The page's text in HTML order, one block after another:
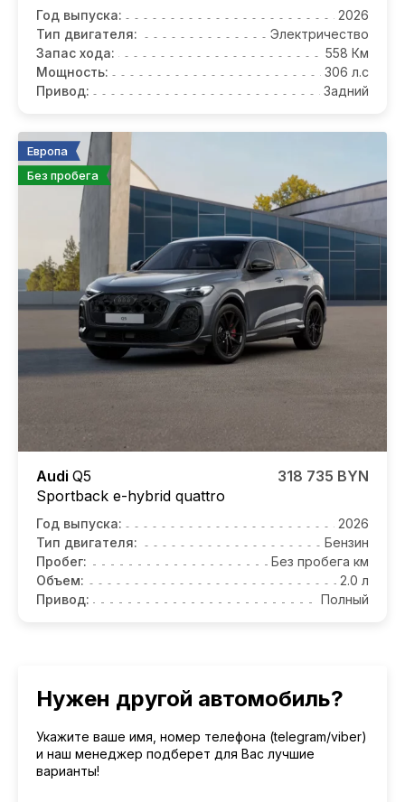
Год выпуска:
2026
Тип двигателя:
Электричество
Запас хода:
558 Км
Мощность:
306 л.с
Привод:
Задний
Европа
Без пробега
Audi Q5
Sportback e-hybrid quattro
318 735 BYN
Год выпуска:
2026
Тип двигателя:
Бензин
Пробег:
Без пробега км
Объем:
2.0 л
Привод:
Полный
Нужен другой автомобиль?
Укажите ваше имя, номер телефона (telegram/viber)
и наш менеджер подберет для Вас лучшие
варианты!